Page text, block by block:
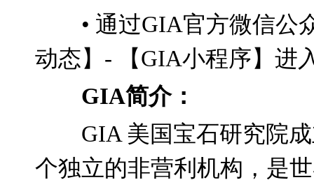
• 通过GIA官方微信公
动态】 - 【GIA小程序】进
GIA简介：
GIA 美国宝石研究院
个独立的非营利机构，是